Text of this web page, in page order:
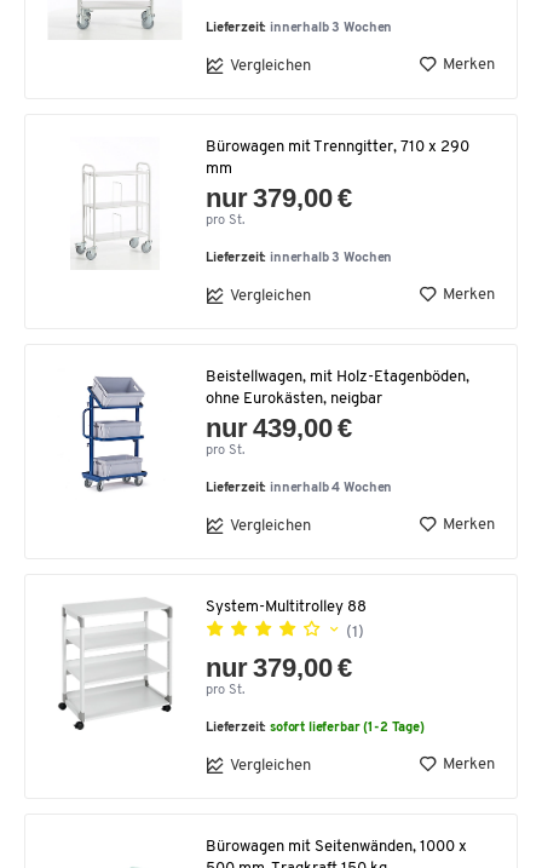
Lieferzeit: innerhalb 3 Wochen
Vergleichen Merken
Bürowagen mit Trenngitter, 710 x 290
mm
nur 379,00 €
pro St.
Lieferzeit: innerhalb 3 Wochen
Vergleichen Merken
Beistellwagen, mit Holz-Etagenböden,
ohne Eurokästen, neigbar
nur 439,00 €
pro St.
Lieferzeit: innerhalb 4 Wochen
Vergleichen Merken
System-Multitrolley 88
(1)
nur 379,00 €
pro St.
Lieferzeit:sofort lieferbar (1-2 Tage)
Vergleichen Merken
Bürowagen mit Seitenwänden, 1000 x